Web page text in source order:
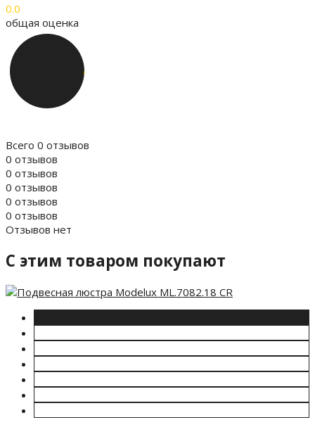
0.0
общая оценка
Всего 0 отзывов
0 отзывов
0 отзывов
0 отзывов
0 отзывов
0 отзывов
Отзывов нет
C этим товаром покупают